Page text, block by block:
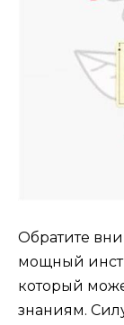
Обратите
мощный
который
знаниям.